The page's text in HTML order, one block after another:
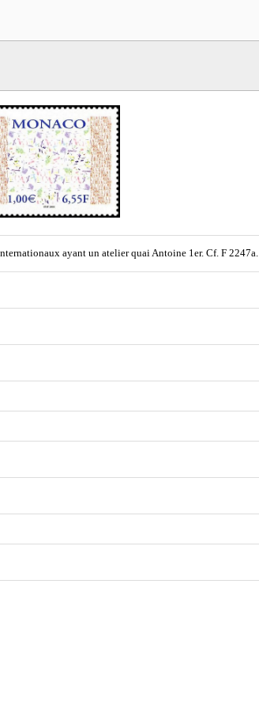
ayant un atelier quai Antoine 1er. Cf. F 2247a.